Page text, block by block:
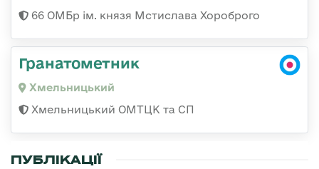
66 ОМБр ім. князя Мстислава Хороброго
Гранатометник
Хмельницький
Хмельницький ОМТЦК та СП
ПУБЛІКАЦІЇ